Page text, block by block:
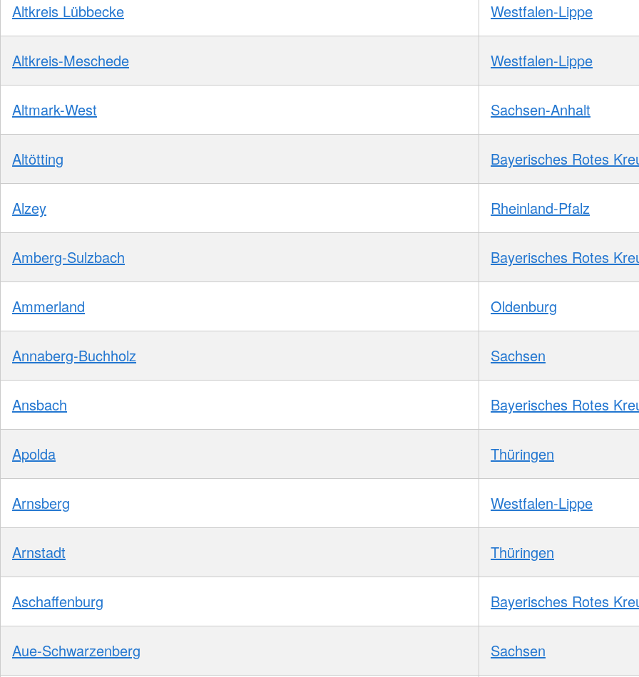
Altkreis Lübbecke Westfalen-Lippe
Altkreis-Meschede Westfalen-Lippe
Altmark-West Sachsen-Anhalt
Altötting Bayerisches Rotes
Alzey Rheinland-Pfalz
Amberg-Sulzbach Bayerisches Rotes
Ammerland Oldenburg
Annaberg-Buchholz Sachsen
Ansbach Bayerisches Rotes
Apolda Thüringen
Arnsberg Westfalen-Lippe
Arnstadt Thüringen
Aschaffenburg Bayerisches Rotes
Aue-Schwarzenberg Sachsen